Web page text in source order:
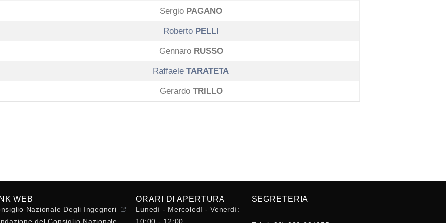
Sergio PAGANO
Roberto PELLI
Gennaro RUSSO
Raffaele TARATETA
Gerardo TRILLO
WEB
Nazionale Degli Ingegneri
del Consiglio Nazionale
ORARI DI APERTURA
Lunedì - Mercoledì - Venerdì:
10:00 - 12:00
SEGRETERIA